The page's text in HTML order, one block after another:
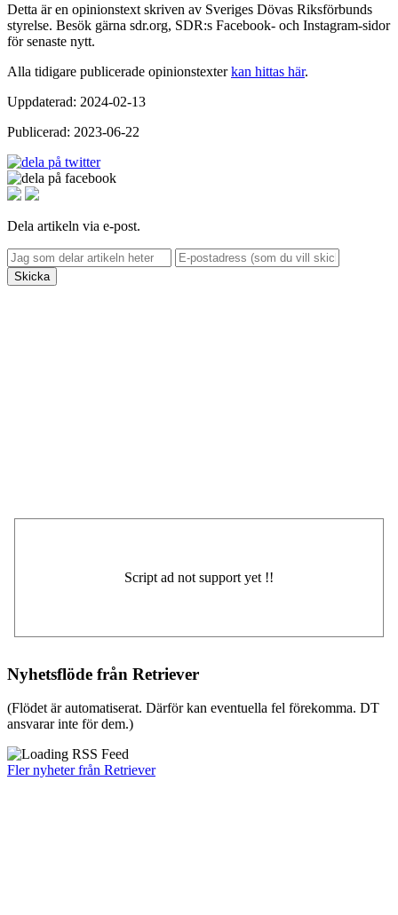
Detta är en opinionstext skriven av Sveriges Dövas Riksförbunds
styrelse. Besök gärna sdr.org, SDR:s Facebook- och Instagram-sidor
för senaste nytt.
Alla tidigare publicerade opinionstexterkan hittas här.
Uppdaterad: 2024-02-13
Publicerad: 2023-06-22
Dela artikeln via e-post.
Skicka
Nyhetsflöde från Retriever
(Flödet är automatiserat. Därför kan eventuella fel förekomma. DT
ansvarar inte för dem.)
Fler nyheter från Retriever